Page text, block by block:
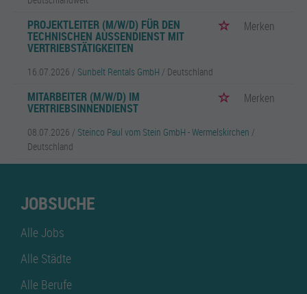
PROJEKTLEITER (M/W/D) FÜR DEN
TECHNISCHEN AUSSENDIENST MIT V
ERTRIEBSTÄTIGKEITEN
Merken
16.07.2026 / Sunbelt Rentals GmbH / Deutschland
MITARBEITER (M/W/D) IM
VERTRIEBSINNENDIENST
Merken
08.07.2026 / Steinco Paul vom Stein GmbH - Wermelskirchen /
Deutschland
JOBSUCHE
Alle Jobs
Alle Städte
Alle Berufe